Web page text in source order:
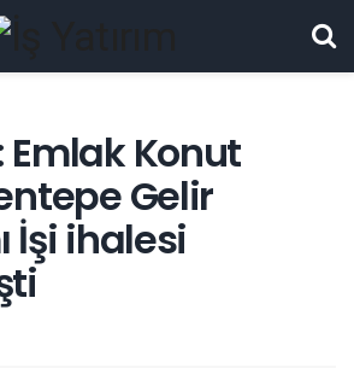
Emlak Konut
Gelir
İşi ihalesi